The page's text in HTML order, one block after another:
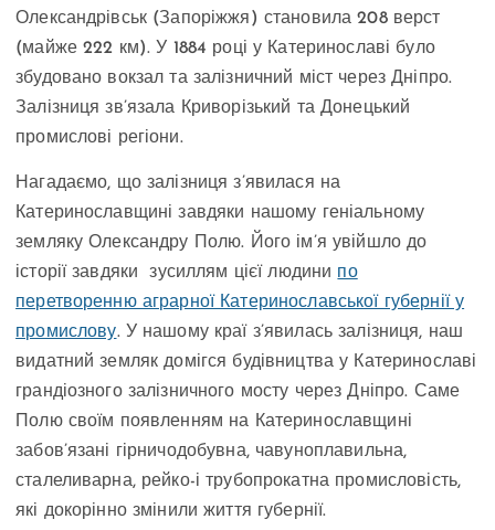
Олександрівськ (Запоріжжя) становила 208 верст
(майже 222 км). У 1884 році у Катеринославі було
збудовано вокзал та залізничний міст через Дніпро.
Залізниця зв’язала Криворізький та Донецький
промислові регіони.
Нагадаємо, що залізниця з’явилася на
Катеринославщині завдяки нашому геніальному
земляку Олександру Полю. Його ім’я увійшло до
історії завдяки зусиллям цієї людини по
перетворенню аграрної Катеринославської губернії у
промислову. У нашому краї з’явилась залізниця, наш
видатний земляк домігся будівництва у Катеринославі
грандіозного залізничного мосту через Дніпро. Саме
Полю своїм появленням на Катеринославщині
забов’язані гірничодобувна, чавуноплавильна,
сталеливарна, рейко-і трубопрокатна промисловість,
які докорінно змінили життя губернії.